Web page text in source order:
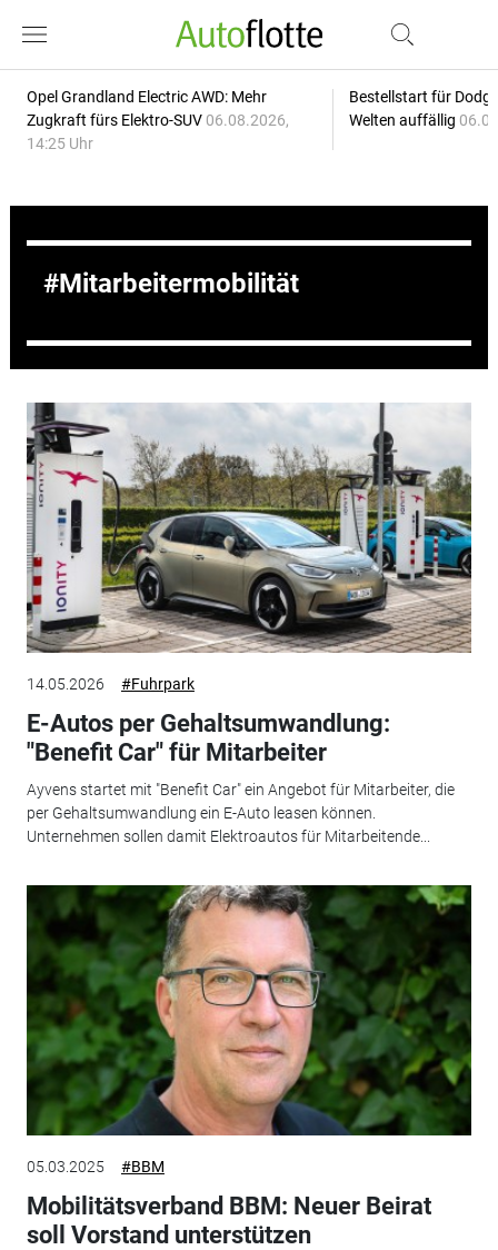
Opel Grandland Electric AWD: Mehr
Zugkraft fürs Elektro-SUV 06.08.2026,
14:25 Uhr
Bestellstart für
Welten auffällig
Mitarbeitermobilität
14.05.2026 #Fuhrpark
E-Autos per Gehaltsumwandlung:
"Benefit Car" für Mitarbeiter
Ayvens startet mit "Benefit Car" ein Angebot für Mitarbeiter, die
per Gehaltsumwandlung ein E-Auto leasen können.
Unternehmen sollen damit Elektroautos für Mitarbeitende...
05.03.2025 #BBM
Mobilitätsverband BBM: Neuer Beirat
soll Vorstand unterstützen